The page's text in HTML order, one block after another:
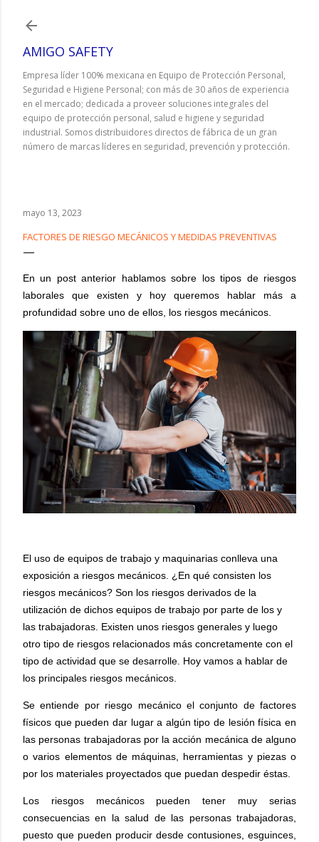
AMIGO SAFETY
Empresa líder 100% mexicana en Equipo de Protección Personal,
Seguridad e Higiene Personal; con más de 30 años de experiencia
en el mercado; dedicada a proveer soluciones integrales del
equipo de protección personal, salud e higiene y seguridad
industrial. Somos distribuidores directos de fábrica de un gran
número de marcas líderes en seguridad, prevención y protección.
mayo 13, 2023
FACTORES DE RIESGO MECÁNICOS Y MEDIDAS PREVENTIVAS
En un post anterior hablamos sobre los tipos de riesgos
laborales que existen y hoy queremos hablar más a
profundidad sobre uno de ellos, los riesgos mecánicos.
El uso de equipos de trabajo y maquinarias conlleva una
exposición a riesgos mecánicos. ¿En qué consisten los
riesgos mecánicos? Son los riesgos derivados de la
utilización de dichos equipos de trabajo por parte de los y
las trabajadoras. Existen unos riesgos generales y luego
otro tipo de riesgos relacionados más concretamente con el
tipo de actividad que se desarrolle. Hoy vamos a hablar de
los principales riesgos mecánicos.
Se entiende por riesgo mecánico el conjunto de factores
físicos que pueden dar lugar a algún tipo de lesión física en
las personas trabajadoras por la acción mecánica de alguno
o varios elementos de máquinas, herramientas y piezas o
por los materiales proyectados que puedan despedir éstas.
Los riesgos mecánicos pueden tener muy serias
consecuencias en la salud de las personas trabajadoras,
puesto que pueden producir desde contusiones, esguinces,